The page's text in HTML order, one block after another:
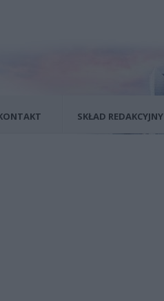
SKŁAD REDAKCYJNY